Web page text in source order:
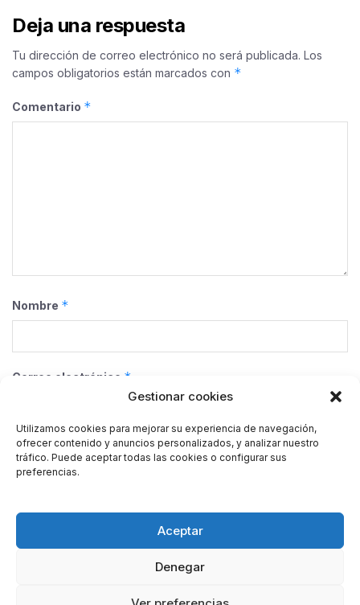
Gestionar cookies
Utilizamos cookies para mejorar su experiencia de navegación,
ofrecer contenido y anuncios personalizados, y analizar nuestro
tráfico. Puede aceptar todas las cookies o configurar sus
preferencias.
Aceptar
Denegar
Deja una respuesta
Tu dirección de correo electrónico no será publicada. Los
campos obligatorios están marcados con *
Comentario *
Nombre *
Correo electrónico *
Web
navegador para la próxima vez que comente.